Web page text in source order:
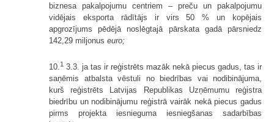
biznesa pakalpojumu centriem – preču un pakalpojumu
vidējais eksporta rādītājs ir virs 50 % un kopējais
apgrozījums pēdējā noslēgtajā pārskata gadā pārsniedz
142,29 miljonus euro;
10.1 3.3. ja tas ir reģistrēts mazāk nekā piecus gadus, tas ir
saņēmis atbalsta vēstuli no biedrības vai nodibinājuma,
kurš reģistrēts Latvijas Republikas Uzņēmumu reģistra
biedrību un nodibinājumu reģistrā vairāk nekā piecus gadus
pirms projekta iesnieguma iesniegšanas sadarbības